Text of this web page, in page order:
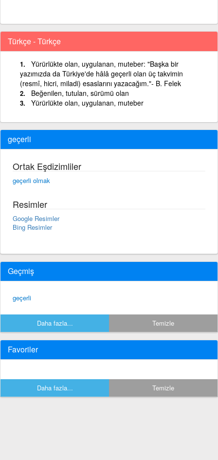
Türkçe - Türkçe
Yürürlükte olan, uygulanan, muteber: "Başka bir
yazımızda da Türkiye'de hâlâ geçerli olan üç takvimin
(resmî, hicri, miladi) esaslarını yazacağım."- B. Felek
Beğenilen, tutulan, sürümü olan
Yürürlükte olan, uygulanan, muteber
geçerli
Ortak Eşdizimliler
geçerli olmak
Resimler
Google Resimler
Bing Resimler
Geçmiş
geçerli
Daha fazla... Temizle
Favoriler
Daha fazla... Temizle